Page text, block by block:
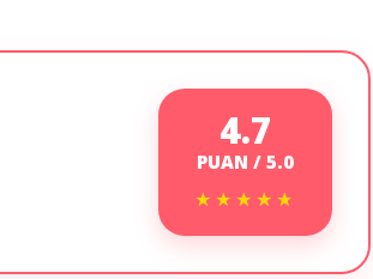
4.7
PUAN / 5.0
★★★★★
★★★★★